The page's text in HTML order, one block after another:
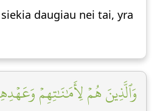
daugiau nei tai, yra
وَٱلَّذِينَ هُمۡ لِأَمَٰنَٰتِهِمۡ